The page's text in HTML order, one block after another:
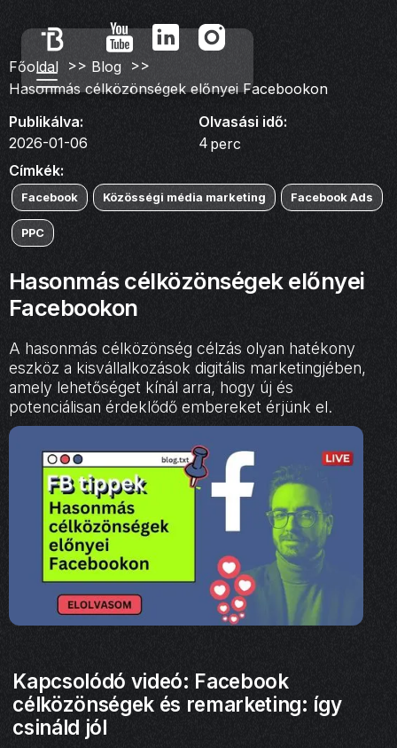
Főoldal >> Blog
>>
Hasonmás célközönségek előnyei Facebookon
Publikálva:
2026-01-06
Olvasási idő:
4 perc
Címkék:
Facebook Közösségi média marketing Facebook Ads
PPC
Hasonmás célközönségek előnyei
Facebookon
A hasonmás célközönség célzás olyan hatékony
eszköz a kisvállalkozások digitális marketingjében,
amely lehetőséget kínál arra, hogy új és
potenciálisan érdeklődő embereket érjünk el.
Kapcsolódó videó: Facebook
célközönségek és remarketing: így
csináld jól